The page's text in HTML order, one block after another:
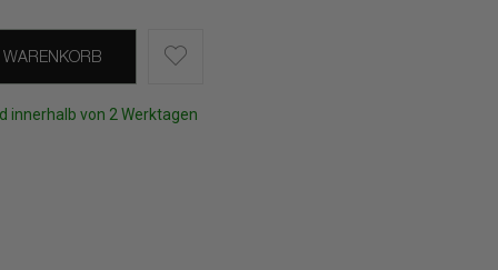
WARENKORB
innerhalb von 2 Werktagen